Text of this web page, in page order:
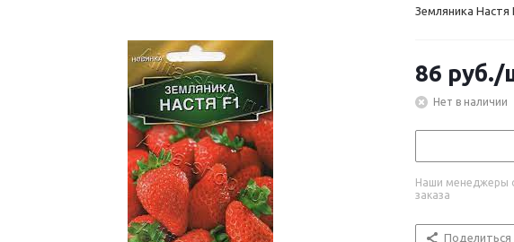
Земляника
86 руб./
Нет в наличии
Наши менеджеры
заказа
Поделиться